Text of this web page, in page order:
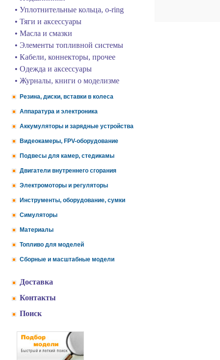
• Уплотнительные кольца, o-ring
• Тяги и аксессуары
• Масла и смазки
• Элементы топливной системы
• Кабели, коннекторы, прочее
• Одежда и аксессуары
• Журналы, книги о моделизме
Резина, диски, вставки в колеса
Аппаратура и электроника
Аккумуляторы и зарядные устройства
Видеокамеры, FPV-оборудование
Подвесы для камер, стедикамы
Двигатели внутреннего сгорания
Электромоторы и регуляторы
Инструменты, оборудование, сумки
Симуляторы
Материалы
Топливо для моделей
Сборные и масштабные модели
Доставка
Контакты
Поиск